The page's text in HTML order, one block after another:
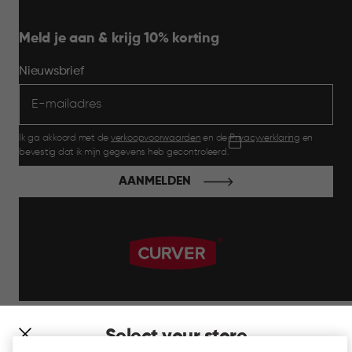
Select your store
Meld je aan & krijg 10% korting
Nieuwsbrief
Ik ga akkoord met de verkoopvoorwaarden en dePrivacyverklaring en
bevestig dat ik mijn gegevens heb gecontroleerd.
AANMELDEN